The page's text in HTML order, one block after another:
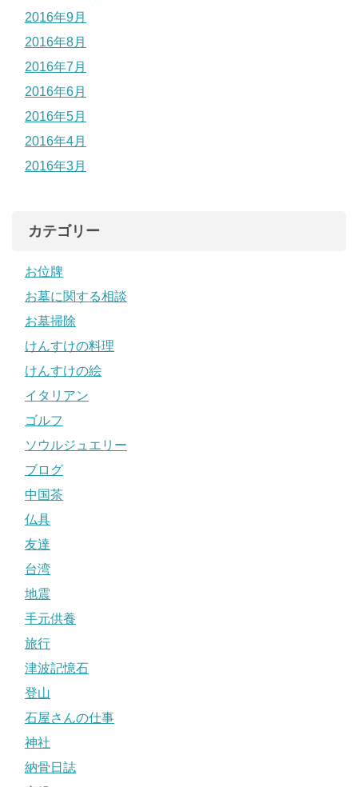
2016年9月
2016年8月
2016年7月
2016年6月
2016年5月
2016年4月
2016年3月
カテゴリー
お位牌
お墓に関する相談
お墓掃除
けんすけの料理
けんすけの絵
イタリアン
ゴルフ
ソウルジュエリー
ブログ
中国茶
仏具
友達
台湾
地震
手元供養
旅行
津波記憶石
登山
石屋さんの仕事
神社
納骨日誌